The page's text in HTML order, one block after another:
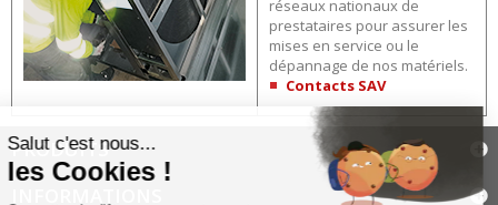
réseaux nationaux de
prestataires pour assurer les
mises en service ou le
dépannage de nos matériels.
Contacts SAV
PRODUITS